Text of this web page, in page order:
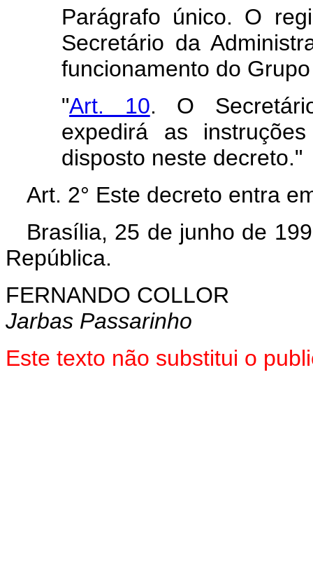
Parágrafo único. O
Secretário da
funcionamento do
"Art. 10. O
expedirá as
disposto neste decreto."
Art. 2° Este decreto entra
Brasília, 25 de junho de
República.
FERNANDO COLLOR
Jarbas Passarinho
Este texto não substitui o